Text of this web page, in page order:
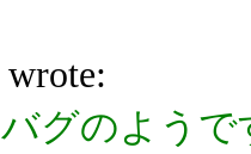
グのようで